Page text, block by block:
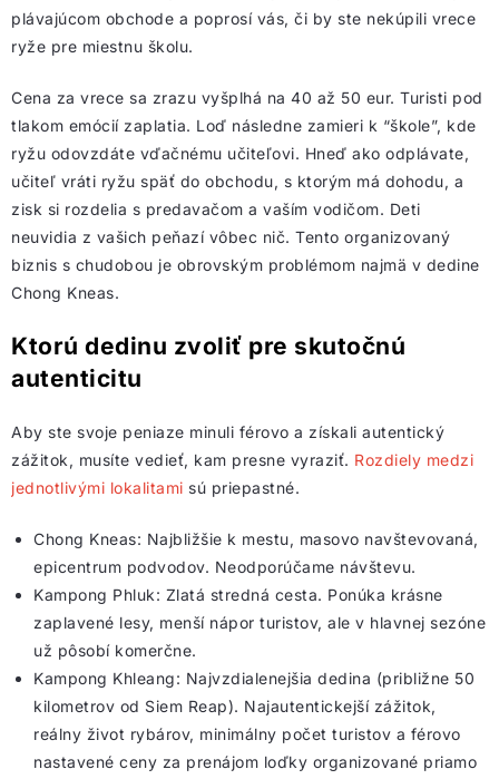
plávajúcom obchode a poprosí vás, či by ste nekúpili vrece
ryže pre miestnu školu.
Cena za vrece sa zrazu vyšplhá na 40 až 50 eur. Turisti pod
tlakom emócií zaplatia. Loď následne zamieri k “škole”, kde
ryžu odovzdáte vďačnému učiteľovi. Hneď ako odplávate,
učiteľ vráti ryžu späť do obchodu, s ktorým má dohodu, a
zisk si rozdelia s predavačom a vaším vodičom. Deti
neuvidia z vašich peňazí vôbec nič. Tento organizovaný
biznis s chudobou je obrovským problémom najmä v dedine
Chong Kneas.
Ktorú dedinu zvoliť pre skutočnú
autenticitu
Aby ste svoje peniaze minuli férovo a získali autentický
zážitok, musíte vedieť, kam presne vyraziť. Rozdiely medzi
jednotlivými lokalitami sú priepastné.
Chong Kneas: Najbližšie k mestu, masovo navštevovaná,
epicentrum podvodov. Neodporúčame návštevu.
Kampong Phluk: Zlatá stredná cesta. Ponúka krásne
zaplavené lesy, menší nápor turistov, ale v hlavnej sezóne
už pôsobí komerčne.
Kampong Khleang: Najvzdialenejšia dedina (približne 50
kilometrov od Siem Reap). Najautentickejší zážitok,
reálny život rybárov, minimálny počet turistov a férovo
nastavené ceny za prenájom loďky organizované priamo